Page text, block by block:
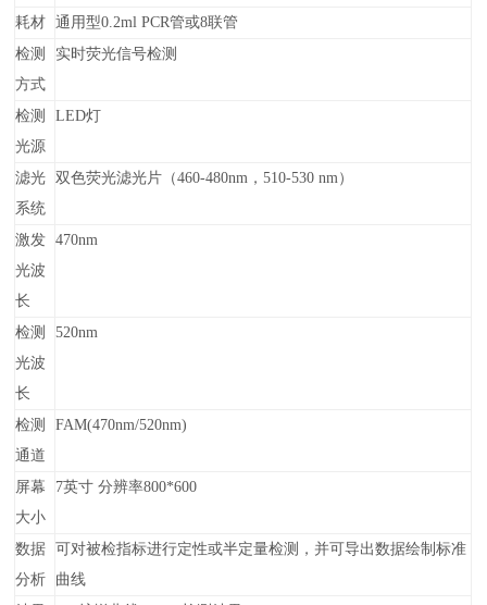
耗材
通用型0.2ml PCR管或8联管
检测
方式
实时荧光信号检测
检测
光源
LED灯
滤光
系统
双色荧光滤光片（460-480nm，510-530 nm）
激发
光波
长
470nm
检测
光波
长
520nm
检测
通道
FAM(470nm/520nm)
屏幕
大小
7英寸 分辨率800*600
数据
分析
可对被检指标进行定性或半定量检测，并可导出数据绘制标准
曲线